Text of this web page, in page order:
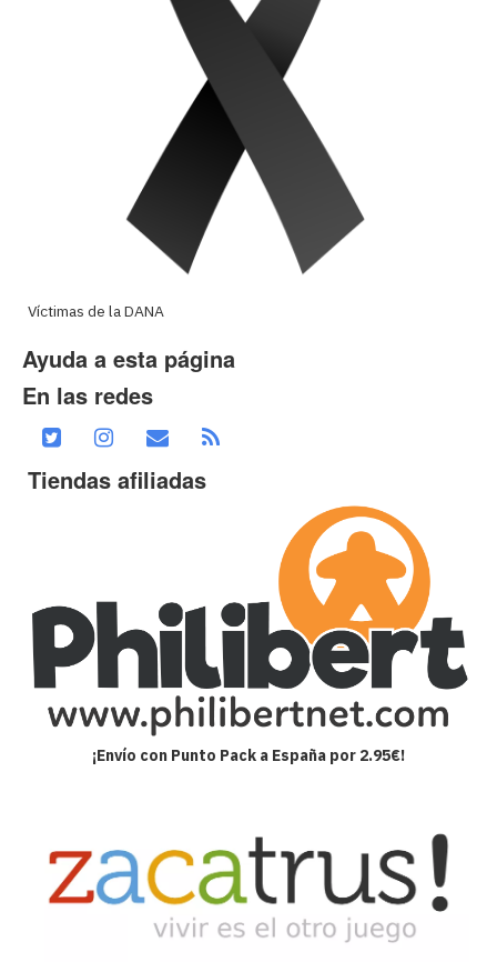
Víctimas de la DANA
Ayuda a esta página
En las redes
Tiendas afiliadas
¡Envío con Punto Pack a España por 2.95€!